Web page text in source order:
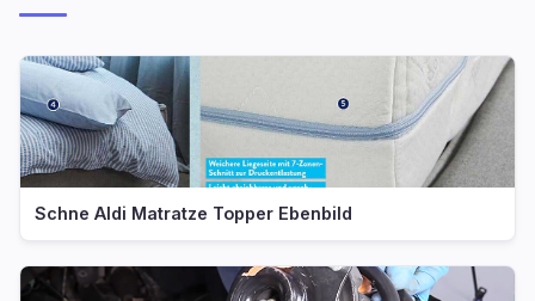
Schne Aldi Matratze Topper Ebenbild